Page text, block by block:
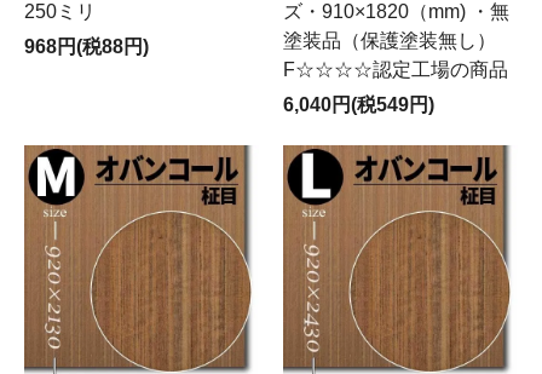
250ミリ
968円(税88円)
ズ・910×1820（mm) ・無
塗装品（保護塗装無し）
F☆☆☆☆認定工場の商品
6,040円(税549円)